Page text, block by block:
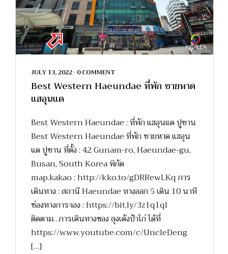
JULY 13, 2022 • 0 COMMENT
Best Western Haeundae ที่พัก ชายหาด
แฮอุนแด
Best Western Haeundae : ที่พัก แฮอุนแด ปูซาน
Best Western Haeundae ที่พัก ชายหาด แฮอุน
แด ปูซาน ที่ตั้ง : 42 Gunam-ro, Haeundae-gu,
Busan, South Korea พิกัด
map.kakao : http://kko.to/gDRRewLKq การ
เดินทาง : สถานี Haeundae ทางออก 5 เดิน 10 นาที
ช่องทางการจอง : https://bit.ly/3z1q1ql
ติดตาม…การเดินทางของ ลุงเด้งป้าไก่ ได้ที่
https://www.youtube.com/c/UncleDeng
[…]